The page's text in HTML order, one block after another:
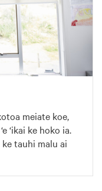
meiate koe,
‘ikai ke hoko ia.
tauhi malu ai